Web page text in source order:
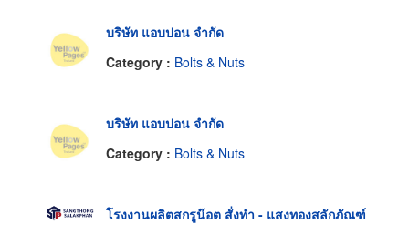
บริษัท แอบปอน จำกัด
Category : Bolts & Nuts
บริษัท แอบปอน จำกัด
Category : Bolts & Nuts
โรงงานผลิตสกรูน๊อต สั่งทำ - แสงทองสลักภัณฑ์